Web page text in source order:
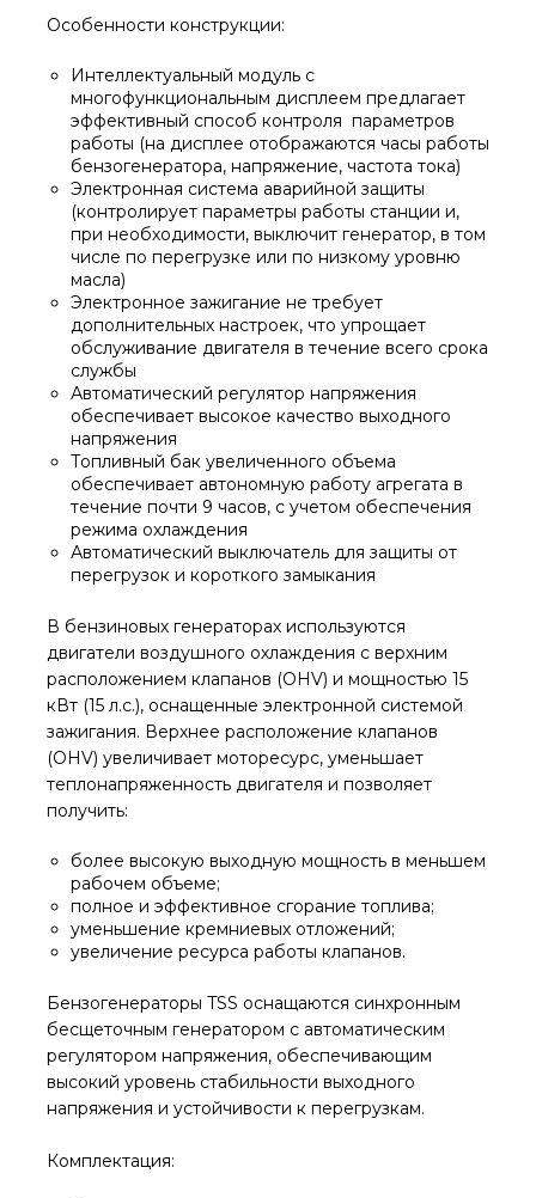
Особенности конструкции:
Интеллектуальный модуль с
многофункциональным дисплеем предлагает
эффективный способ контроля параметров
работы (на дисплее отображаются часы работы
бензогенератора, напряжение, частота тока)
Электронная система аварийной защиты
(контролирует параметры работы станции и,
при необходимости, выключит генератор, в том
числе по перегрузке или по низкому уровню
масла)
Электронное зажигание не требует
дополнительных настроек, что упрощает
обслуживание двигателя в течение всего срока
службы
Автоматический регулятор напряжения
обеспечивает высокое качество выходного
напряжения
Топливный бак увеличенного объема
обеспечивает автономную работу агрегата в
течение почти 9 часов, с учетом обеспечения
режима охлаждения
Автоматический выключатель для защиты от
перегрузок и короткого замыкания
В бензиновых генераторах используются
двигатели воздушного охлаждения с верхним
расположением клапанов (OHV) и мощностью 15
кВт (15 л.с.), оснащенные электронной системой
зажигания. Верхнее расположение клапанов
(OHV) увеличивает моторесурс, уменьшает
теплонапряженность двигателя и позволяет
получить:
более высокую выходную мощность в меньшем
рабочем объеме;
полное и эффективное сгорание топлива;
уменьшение кремниевых отложений;
увеличение ресурса работы клапанов.
Бензогенераторы TSS оснащаются синхронным
беcщеточным генератором с автоматическим
регулятором напряжения, обеспечивающим
высокий уровень стабильности выходного
напряжения и устойчивости к перегрузкам.
Комплектация: